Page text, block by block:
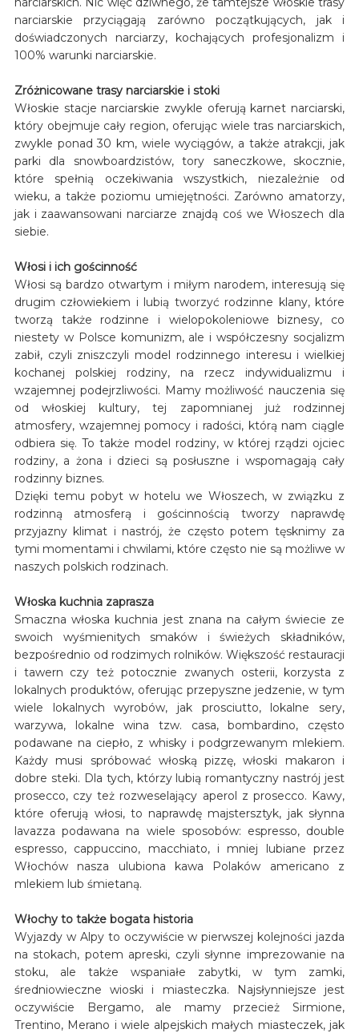
narciarskie przyciągają zarówno początkujących, jak i
doświadczonych narciarzy, kochających profesjonalizm i
100% warunki narciarskie.
Zróżnicowane trasy narciarskie i stoki
Włoskie stacje narciarskie zwykle oferują karnet narciarski,
który obejmuje cały region, oferując wiele tras narciarskich,
zwykle ponad 30 km, wiele wyciągów, a także atrakcji, jak
parki dla snowboardzistów, tory saneczkowe, skocznie,
które spełnią oczekiwania wszystkich, niezależnie od
wieku, a także poziomu umiejętności. Zarówno amatorzy,
jak i zaawansowani narciarze znajdą coś we Włoszech dla
siebie.
Włosi i ich gościnność
Włosi są bardzo otwartym i miłym narodem, interesują się
drugim człowiekiem i lubią tworzyć rodzinne klany, które
tworzą także rodzinne i wielopokoleniowe biznesy, co
niestety w Polsce komunizm, ale i współczesny socjalizm
zabił, czyli zniszczyli model rodzinnego interesu i wielkiej
kochanej polskiej rodziny, na rzecz indywidualizmu i
wzajemnej podejrzliwości. Mamy możliwość nauczenia się
od włoskiej kultury, tej zapomnianej już rodzinnej
atmosfery, wzajemnej pomocy i radości, którą nam ciągle
odbiera się. To także model rodziny, w której rządzi ojciec
rodziny, a żona i dzieci są posłuszne i wspomagają cały
rodzinny biznes.
Dzięki temu pobyt w hotelu we Włoszech, w związku z
rodzinną atmosferą i gościnnością tworzy naprawdę
przyjazny klimat i nastrój, że często potem tęsknimy za
tymi momentami i chwilami, które często nie są możliwe w
naszych polskich rodzinach.
Włoska kuchnia zaprasza
Smaczna włoska kuchnia jest znana na całym świecie ze
swoich wyśmienitych smaków i świeżych składników,
bezpośrednio od rodzimych rolników. Większość restauracji
i tawern czy też potocznie zwanych osterii, korzysta z
lokalnych produktów, oferując przepyszne jedzenie, w tym
wiele lokalnych wyrobów, jak prosciutto, lokalne sery,
warzywa, lokalne wina tzw. casa, bombardino, często
podawane na ciepło, z whisky i podgrzewanym mlekiem.
Każdy musi spróbować włoską pizzę, włoski makaron i
dobre steki. Dla tych, którzy lubią romantyczny nastrój jest
prosecco, czy też rozweselający aperol z prosecco. Kawy,
które oferują włosi, to naprawdę majstersztyk, jak słynna
lavazza podawana na wiele sposobów: espresso, double
espresso, cappuccino, macchiato, i mniej lubiane przez
Włochów nasza ulubiona kawa Polaków americano z
mlekiem lub śmietaną.
Włochy to także bogata historia
Wyjazdy w Alpy to oczywiście w pierwszej kolejności jazda
na stokach, potem apreski, czyli słynne imprezowanie na
stoku, ale także wspaniałe zabytki, w tym zamki,
średniowieczne wioski i miasteczka. Najsłynniejsze jest
oczywiście Bergamo, ale mamy przecież Sirmione,
Trentino, Merano i wiele alpejskich małych miasteczek, jak